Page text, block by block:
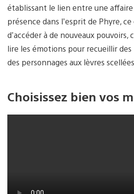
établissant le lien entre une affaire
présence dans l’esprit de Phyre, ce
d’accéder à de nouveaux pouvoirs,
lire les émotions pour recueillir
des personnages aux lèvres scellées.
Choisissez bien vos